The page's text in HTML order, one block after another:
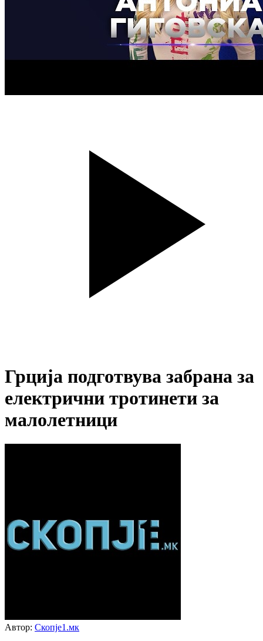
Грција подготвува забрана за
електрични тротинети за
малолетници
Автор: Скопје1.мк